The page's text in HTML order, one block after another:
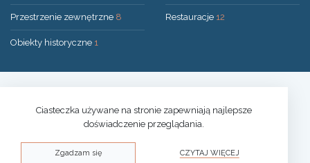
Przestrzenie zewnętrzne 8
Obiekty historyczne 1
Restauracje 12
Polityka prywatności
Ciasteczka używane na stronie zapewniają najlepsze
doświadczenie przeglądania.
Zgadzam się CZYTAJ WIĘCEJ